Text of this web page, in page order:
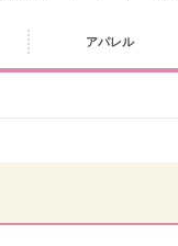
アパレル